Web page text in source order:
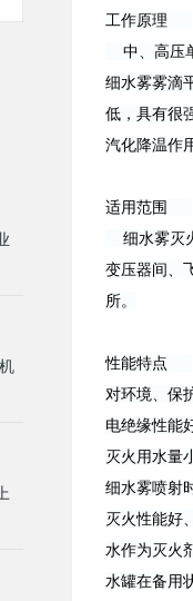
工作原理
中、高压
细水雾雾滴
低，具有很
汽化降温作
适用范围
细水雾灭
变压器间、
所。
性能特点
对环境、保
电绝缘性能
灭火用水量
细水雾喷射
灭火性能好
水作为灭火
水罐在备用